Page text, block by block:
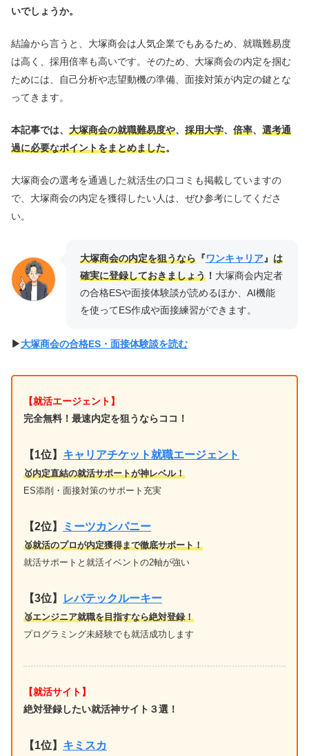
いでしょうか。
結論から言うと、大塚商会は人気企業でもあるため、就職難易度
は高く、採用倍率も高いです。そのため、大塚商会の内定を掴む
ためには、自己分析や志望動機の準備、面接対策が内定の鍵とな
ってきます。
本記事では、 大塚商会の就職難易度や、 採用大学、 倍率、 選考通
過に必要なポイントをまとめました。
大塚商会の選考を通過した就活生の口コミも掲載していますの
で、大塚商会の内定を獲得したい人は、ぜひ参考にしてくださ
い。
大塚商会の内定を狙うなら 『 ワンキャリア 』 は
確実に登録しておきましょう ！ 大塚商会内定者
の合格ESや面接体験談が読めるほか、AI機能
を使ってES作成や面接練習ができます。
▶︎大塚商会の合格ES・面接体験談を読む
【就活エージェント】
完全無料！最速内定を狙うならココ！
【1位】 キャリアチケット就職エージェント
🥇内定直結の就活サポートが神レベル！
ES添削・面接対策のサポート充実
【2位】 ミーツカンパニー
🥈就活のプロが内定獲得まで徹底サポート！
就活サポートと就活イベントの2軸が強い
【3位】 レバテックルーキー
🥉エンジニア就職を目指すなら絶対登録！
プログラミング未経験でも就活成功します
【就活サイト】
絶対登録したい就活神サイト３選！
【1位】 キミスカ